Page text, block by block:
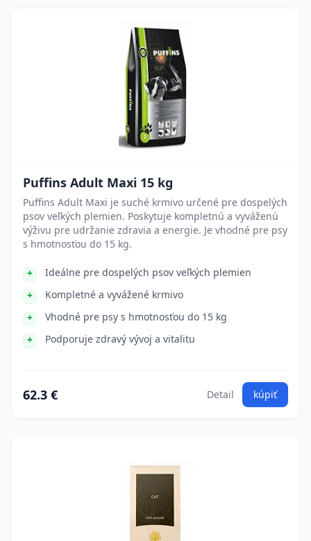
Puffins Adult Maxi 15 kg
Puffins Adult Maxi je suché krmivo určené pre dospelých
psov veľkých plemien. Poskytuje kompletnú a vyváženú
výživu pre udržanie zdravia a energie. Je vhodné pre psy
s hmotnosťou do 15 kg.
Ideálne pre dospelých psov veľkých plemien
Kompletné a vyvážené krmivo
Vhodné pre psy s hmotnosťou do 15 kg
Podporuje zdravý vývoj a vitalitu
62.3 € Detail kúpiť